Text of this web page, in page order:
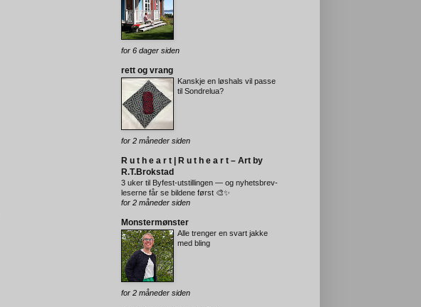
for 6 dager siden
rett og vrang
Kanskje en løshals vil passe
til Sondrelua?
for 2 måneder siden
R u t h e a r t | R u t h e a r t – Art by
R.T.Brokstad
3 uker til Byfest-utstillingen — og nyhetsbrev-
leserne får se bildene først 🎨✨
for 2 måneder siden
Monstermønster
Alle trenger en svart jakke
med bling
for 2 måneder siden